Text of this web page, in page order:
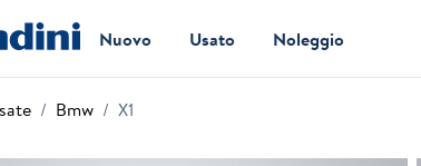
Nuovo Usato Noleggio
Bmw X1